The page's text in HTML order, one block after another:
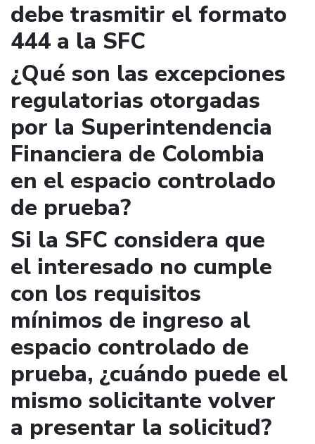
debe trasmitir el formato
444 a la SFC
¿Qué son las excepciones
regulatorias otorgadas
por la Superintendencia
Financiera de Colombia
en el espacio controlado
de prueba?
Si la SFC considera que
el interesado no cumple
con los requisitos
mínimos de ingreso al
espacio controlado de
prueba, ¿cuándo puede el
mismo solicitante volver
a presentar la solicitud?